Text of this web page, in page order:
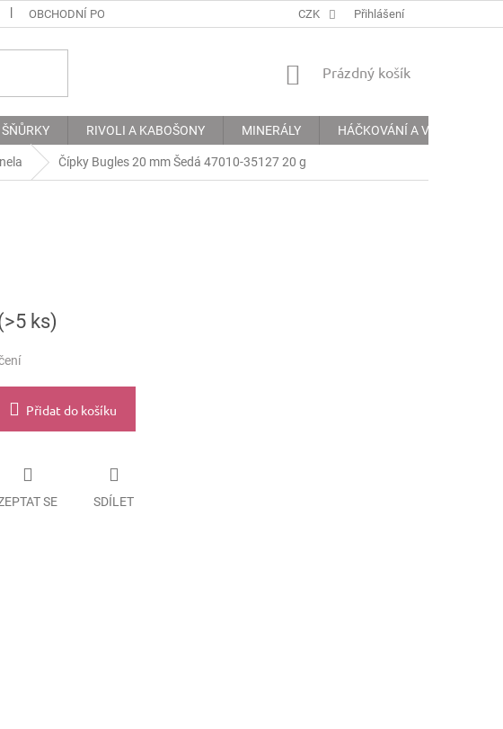
OBCHODNÍ PODMÍNKY PODMÍNKY OCHRANY OSOBNÍCH ÚDAJŮ
CZK Přihlášení
NÁKUPNÍ
Prázdný košík
RIVOLI A KABOŠONY MINERÁLY HÁČKOVÁNÍ A VYŠÍVÁNÍ
Čípky Bugles 20 mm Šedá 47010-35127 20 g
ks)
Přidat do košíku
SE SDÍLET